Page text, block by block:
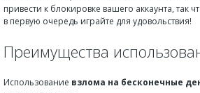
привести к блокировке вашего аккаунта, так
в первую очередь играйте для удовольствия!
Преимущества
Использование взлома на бесконечные